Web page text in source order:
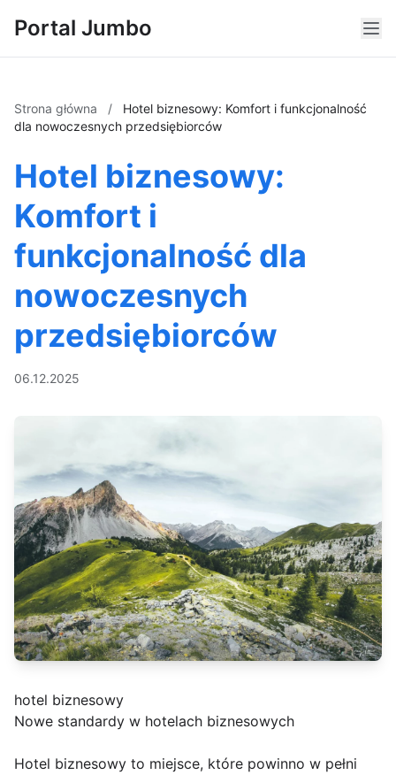
Portal Jumbo
Strona główna /
Hotel biznesowy: Komfort i funkcjonalność
dla nowoczesnych przedsiębiorców
Hotel biznesowy:
Komfort i
funkcjonalność dla
nowoczesnych
przedsiębiorców
06.12.2025
hotel biznesowy
Nowe standardy w hotelach biznesowych
Hotel biznesowy to miejsce, które powinno w pełni